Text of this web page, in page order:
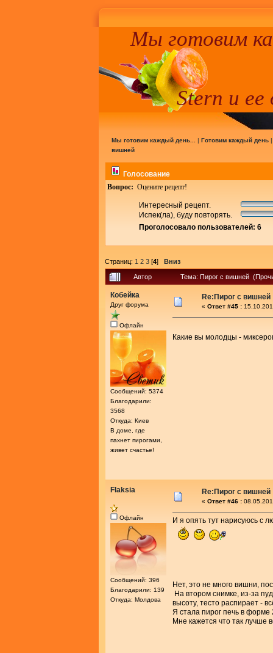
Мы готовим
Stern и ее
Мы готовим каждый день... | Готовим каждый день
вишней
Голосование
Вопрос: Оцените рецепт!
Интересный рецепт.
Испек(ла), буду повторять.
Проголосовало пользователей: 6
Страниц: 1 2 3 [4] Вниз
Автор Тема: Пирог с вишней
Кобейка
Друг форума
Офлайн
Сообщений: 5374
Благодарили:
3568
Откуда: Киев
В доме, где
пахнет пирогами,
живет счастье!
Re:Пирог с вишней
« Ответ #45 :
Какие вы молодцы -
Flaksia
Офлайн
Сообщений: 396
Благодарили: 139
Откуда: Молдова
Re:Пирог с вишней
« Ответ #46 :
И я опять тут нарисуюсь с
Нет, это не много вишни,
На втором снимке, из-за
высоту, тесто распирает -
Я стала пирог печь в форме
Мне кажется что так лучше